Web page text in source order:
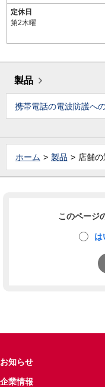
定休日
第2木曜
製品
携帯電話の電波防護へ
ホーム 製品 店舗
このページ
は
お知らせ
企業情報